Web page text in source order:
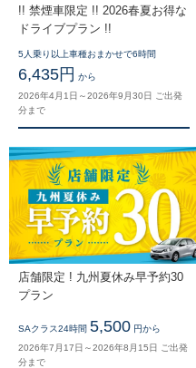
!! 禁煙車限定 !! 2026春夏お得な
ドライブプラン !!
5人乗り以上車種おまかせで6時間
6,435円 から
2026年4月1日～2026年9月30日 ご出発
分まで
店舗限定 ! 九州夏休み早予約30
プラン
SAクラス24時間 5,500 円から
2026年7月17日～2026年8月15日 ご出発
分まで